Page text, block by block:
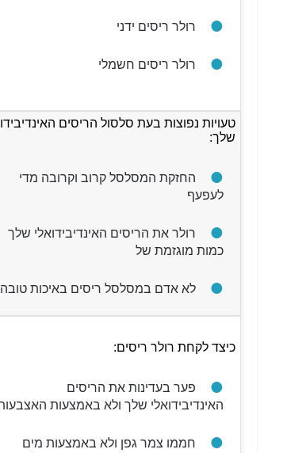
רולר ריסים ידני
רולר ריסים חשמלי
טעויות נפוצות בעת סלסול הריסים
שלך:
החזקת המסלסל קרוב וקרובה מדי
לעפעף
רולר את הריסים האינדיבידואלי שלך
כמות מוגזמת של
לא אדם במסלסל ריסים באיכות טובה
כיצד לקחת רולר ריסים:
פער בעדינות את הריסים
האינדיבידואלי שלך ולא באמצעות
חממו צמר גפן ולא באמצעות מים